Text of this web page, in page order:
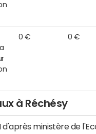
0 € 0 €
à Réchésy
d'après ministère de